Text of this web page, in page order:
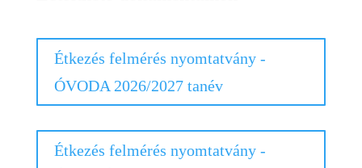
Étkezés felmérés nyomtatvány -
ÓVODA 2026/2027 tanév
Étkezés felmérés nyomtatvány -